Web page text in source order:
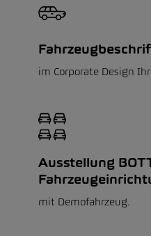
im Corporate Design
Ausstellung
mit Demofahrzeug.